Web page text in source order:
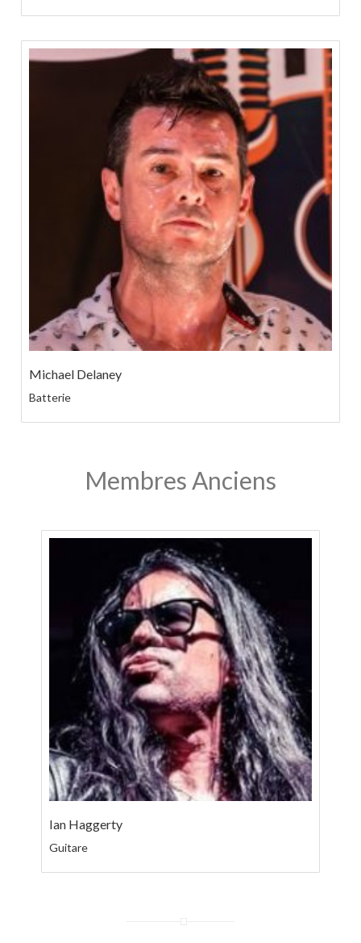
Michael Delaney
Batterie
Membres Anciens
Ian Haggerty
Guitare